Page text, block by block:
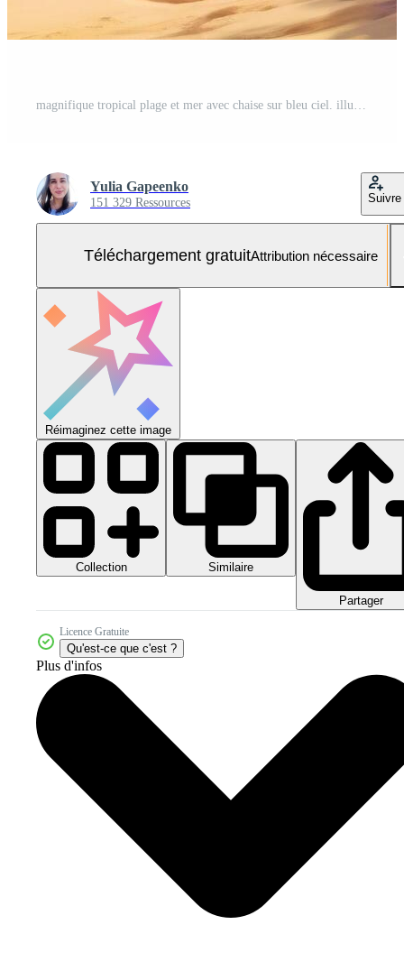
magnifique tropical plage et mer avec chaise sur bleu ciel. illustration ai génératif Photo Gratuite
Yulia Gapeenko
151 329 Ressources Suivre
Téléchargement gratuitAttribution nécessaire
Réimaginez cette image
Collection Similaire
Partager
Licence Gratuite
Qu'est-ce que c'est ?
Plus d'infos